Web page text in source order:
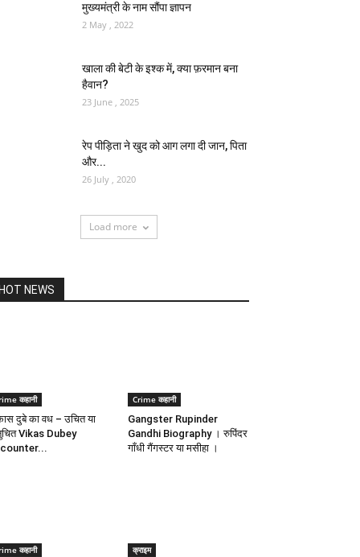
मुख्यमंत्री के नाम सौंपा ज्ञापन
2 May , 2022
खाला की बेटी के इश्क में, क्या फ़रमान बना
हैवान?
23 June , 2025
रेप पीड़िता ने खुद को आग लगा दी जान, पिता
और...
26 July , 2020
Load more
HOT NEWS
कहानी
दुबे का वध – उचित या
Vikas Dubey
Crime कहानी
Gangster Rupinder
Gandhi Biography । रुपिंदर
गाँधी गैंगस्टर या मसीहा ।
कहानी क्राइम